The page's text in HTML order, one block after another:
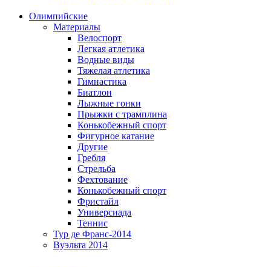
Олимпийские
Материалы
Велоспорт
Легкая атлетика
Водные виды
Тяжелая атлетика
Гимнастика
Биатлон
Лыжные гонки
Прыжки с трамплина
Конькобежный спорт
Фигурное катание
Другие
Гребля
Стрельба
Фехтование
Конькобежный спорт
Фристайл
Универсиада
Теннис
Тур де Франс-2014
Вуэльта 2014